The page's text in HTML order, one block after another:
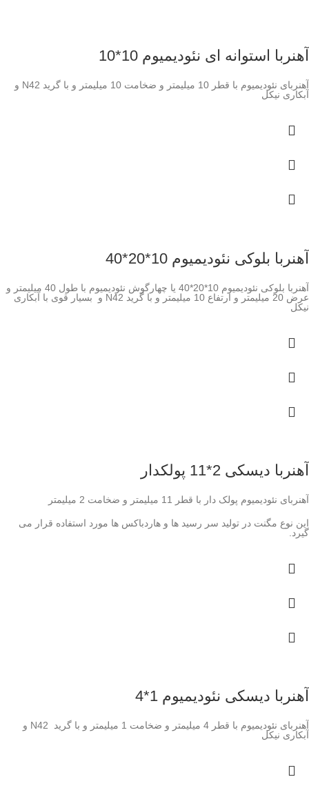
آهنربا استوانه ای نئودیمیوم 10*10
آهنربای نئودیمیوم با قطر 10 میلیمتر و ضخامت 10 میلیمتر و با گرید N42 و
آبکاری نیکل
آهنربا بلوکی نئودیمیوم 10*20*40
آهنربا بلوکی نئودیمیوم 10*20*40 یا چهارگوش نئودیمیوم با طول 40 میلیمتر و
عرض 20 میلیمتر و ارتفاع 10 میلیمتر و با گرید N42 و بسیار قوی با آبکاری
نیکل
آهنربا دیسکی 2*11 پولکدار
آهنربای نئودیمیوم پولک دار با قطر 11 میلیمتر و ضخامت 2 میلیمتر
این نوع مگنت در تولید سر رسید ها و هاردباکس ها مورد استفاده قرار می
گیرد.
آهنربا دیسکی نئودیمیوم 1*4
آهنربای نئودیمیوم با قطر 4 میلیمتر و ضخامت 1 میلیمتر و با گرید N42 و
آبکاری نیکل